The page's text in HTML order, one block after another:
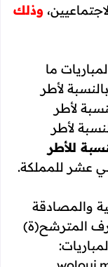
وذلك
ما
، منها 4052 بالنسبة لأطر
الابتدائي و 5774 بالنسبة لأطر
الاعدادي، و 4624 بالنسبة لأطر
بالنسبة للأطر
عشر للمملكة.
والمصادقة
المترشح(ة)